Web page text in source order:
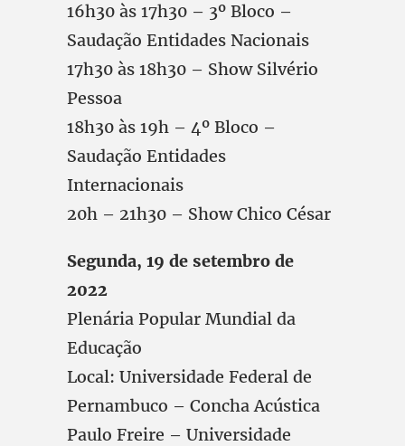
16h30 às 17h30 – 3º Bloco –
Saudação Entidades Nacionais
17h30 às 18h30 – Show Silvério
Pessoa
18h30 às 19h – 4º Bloco –
Saudação Entidades
Internacionais
20h – 21h30 – Show Chico César
Segunda, 19 de setembro de
2022
Plenária Popular Mundial da
Educação
Local: Universidade Federal de
Pernambuco – Concha Acústica
Paulo Freire – Universidade